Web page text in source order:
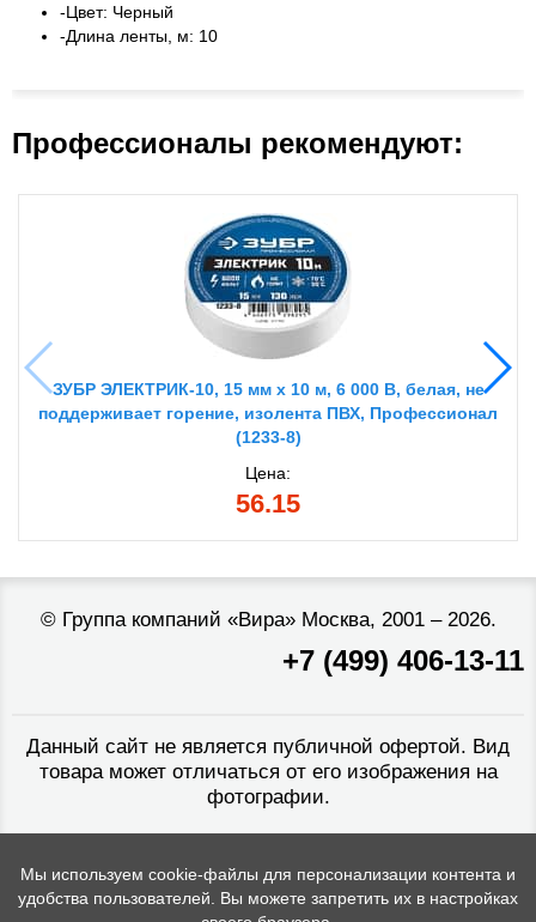
-Цвет: Черный
-Длина ленты, м: 10
Профессионалы рекомендуют:
ЗУБР ЭЛЕКТРИК-10, 15 мм х 10 м, 6 000 В, белая, не
поддерживает горение, изолента ПВХ, Профессионал
(1233-8)
Цена:
56.15
© Группа компаний «Вира»Москва, 2001 – 2026.
+7 (499) 406-13-11
Данный сайт не является публичной офертой. Вид
товара может отличаться от его изображения на
фотографии.
Мы используем cookie-файлы для персонализации контента и
удобства пользователей. Вы можете запретить их в настройках